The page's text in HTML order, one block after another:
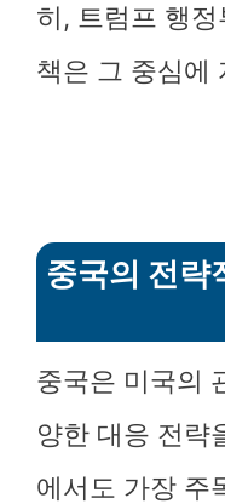
히, 트럼프 행
책은 그 중심에
중국의 전략
중국은 미국의
양한 대응 전략
에서도 가장 주